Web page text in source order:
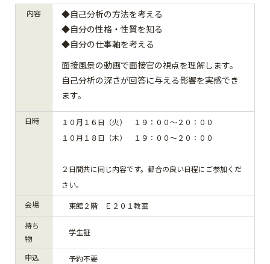
内容
◆自己分析の方法を考える
◆自分の性格・性質を知る
◆自分の仕事軸を考える
面接風景の動画で面接官の視点を理解します。
自己分析の深さが回答に与える影響を実感でき
ます。
日時
１０月１６日（火） １９：００～２０：００
１０月１８日（木） １９：００～２０：００
２日間共に同じ内容です。都合の良い日程にご参加くだ
さい。
会場
東館２階 Ｅ２０１教室
持ち
物
学生証
申込 予約不要